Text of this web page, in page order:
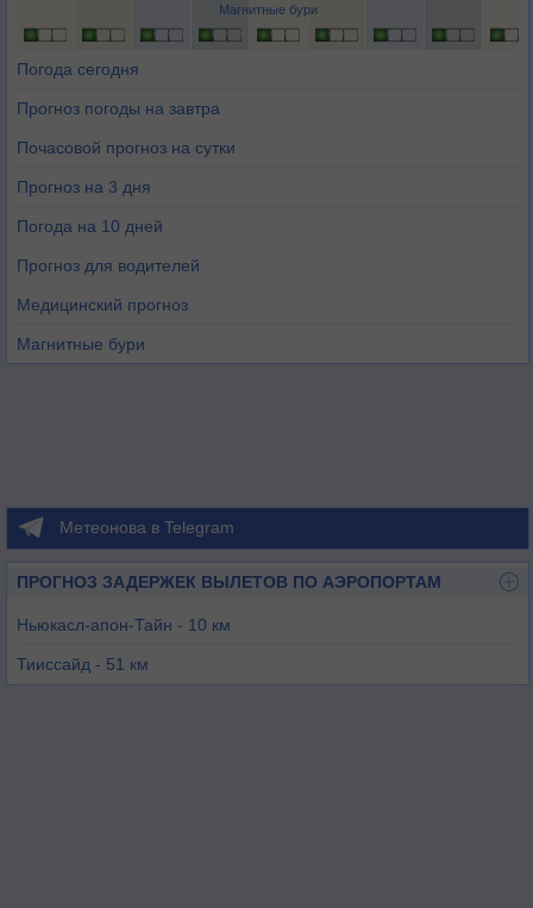
Магнитные бури
Погода сегодня
Прогноз погоды на завтра
Почасовой прогноз на сутки
Прогноз на 3 дня
Погода на 10 дней
Прогноз для водителей
Медицинский прогноз
Магнитные бури
Метеонова в Telegram
ПРОГНОЗ ЗАДЕРЖЕК ВЫЛЕТОВ ПО АЭРОПОРТАМ
Ньюкасл-апон-Тайн - 10 км
Тииссайд - 51 км